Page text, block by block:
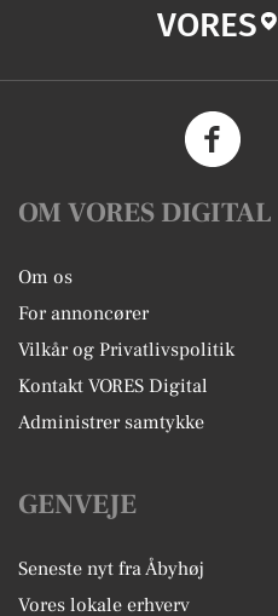
VORES
OM VORES DIGITAL
Om os
For annoncører
Vilkår og Privatlivspolitik
Kontakt VORES Digital
Administrer samtykke
GENVEJE
Seneste nyt fra Åbyhøj
Vores lokale erhverv